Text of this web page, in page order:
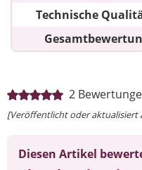
Technische
2
[Veröffentlicht oder aktualisiert
Diesen Artikel